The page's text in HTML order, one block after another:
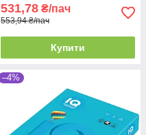
531,78 ₴/пач
553,94 ₴/пач
Купити
–4%